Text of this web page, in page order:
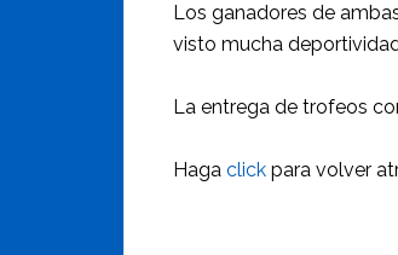
Los ganadores de
visto mucha
La entrega de trofeos
Haga click para volver